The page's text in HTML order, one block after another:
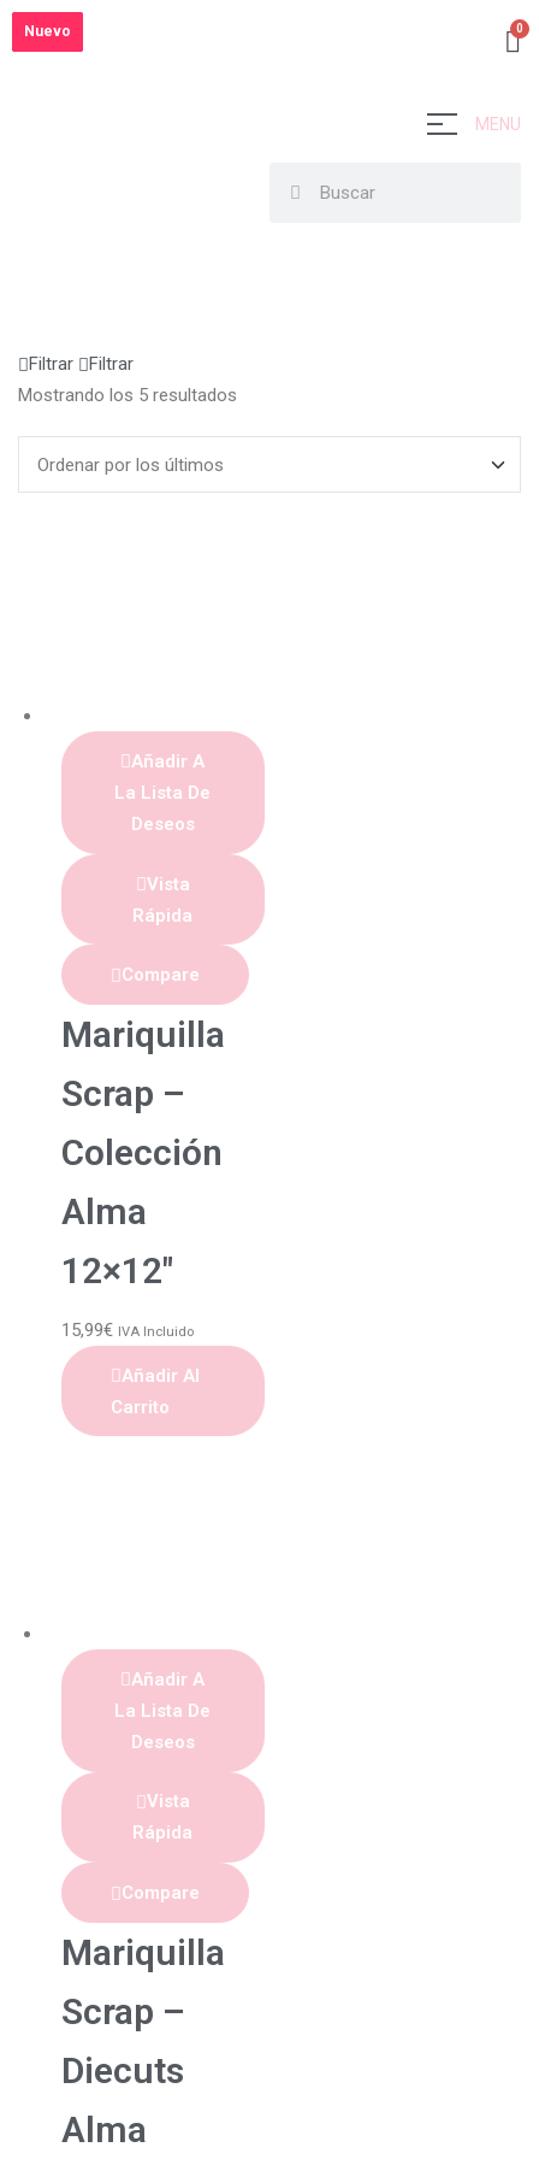
MENU
Filtrar
Filtrar
Mostrando los 5 resultados
Nuevo
Añadir A
La Lista De
Deseos
Vista
Rápida
Compare
Mariquilla
Scrap –
Colección
Alma
12×12″
15,99€ IVA Incluido
Añadir Al
Carrito
Nuevo
Añadir A
La Lista De
Deseos
Vista
Rápida
Compare
Mariquilla
Scrap –
Diecuts
Alma
Nuevo
Nuevo
Nuevo